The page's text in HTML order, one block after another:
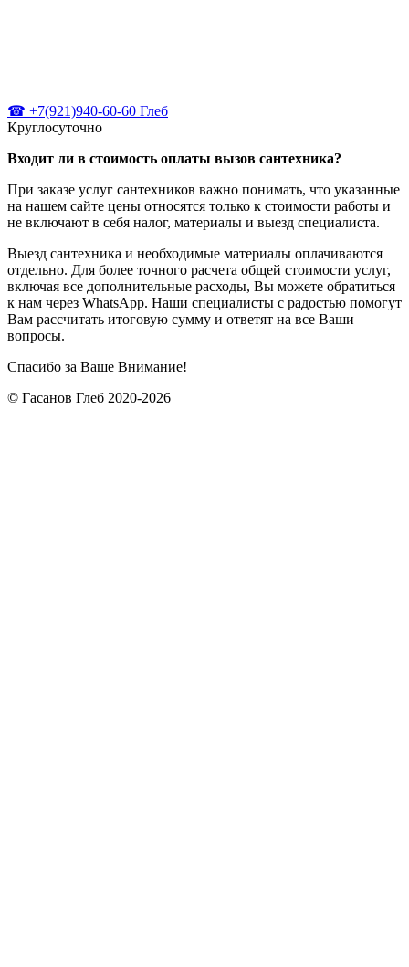
☎ +7(921)940-60-60 Глеб
Круглосуточно
Входит ли в стоимость оплаты вызов сантехника?
При заказе услуг сантехников важно понимать, что указанные
на нашем сайте цены относятся только к стоимости работы и
не включают в себя налог, материалы и выезд специалиста.
Выезд сантехника и необходимые материалы оплачиваются
отдельно. Для более точного расчета общей стоимости услуг,
включая все дополнительные расходы, Вы можете обратиться
к нам через WhatsApp. Наши специалисты с радостью помогут
Вам рассчитать итоговую сумму и ответят на все Ваши
вопросы.
Спасибо за Ваше Внимание!
© Гасанов Глеб 2020-2026